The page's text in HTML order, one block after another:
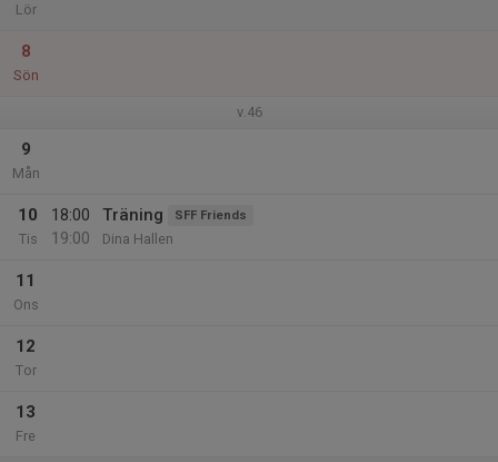
Lör
8
Sön
v.46
9
Mån
10
Tis
18:00
19:00
Träning SFF Friends
Dina Hallen
11
Ons
12
Tor
13
Fre